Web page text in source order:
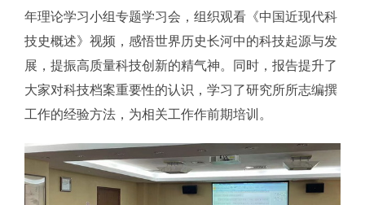
年理论学习小组专题学习会，组织观看《中国近现代科
技史概述》视频，感悟世界历史长河中的科技起源与发
展，提振高质量科技创新的精气神。同时，报告提升了
大家对科技档案重要性的认识，学习了研究所所志编撰
工作的经验方法，为相关工作作前期培训。